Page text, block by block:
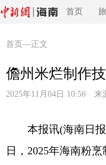
首页
首页 —正文
儋州米烂制作
2025年11月04日 10:56 来
本报讯(海南日报
日，2025年海南粉